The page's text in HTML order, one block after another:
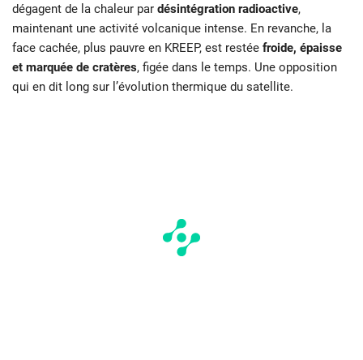
dégagent de la chaleur par désintégration radioactive,
maintenant une activité volcanique intense. En revanche, la
face cachée, plus pauvre en KREEP, est restée froide, épaisse
et marquée de cratères, figée dans le temps. Une opposition
qui en dit long sur l’évolution thermique du satellite.